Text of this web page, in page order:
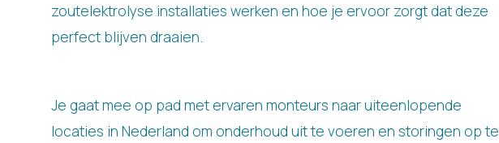
zoutelektrolyse installaties werken en hoe je ervoor zorgt dat deze
perfect blijven draaien.
Je gaat mee op pad met ervaren monteurs naar uiteenlopende
locaties in Nederland om onderhoud uit te voeren en storingen op te